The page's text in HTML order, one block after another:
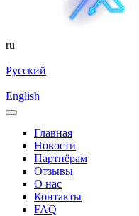
ru
Русский
English
Главная
Новости
Партнёрам
Отзывы
О нас
Контакты
FAQ